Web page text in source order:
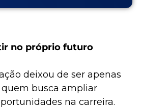
no próprio futuro
deixou de ser apenas
busca ampliar
na carreira.